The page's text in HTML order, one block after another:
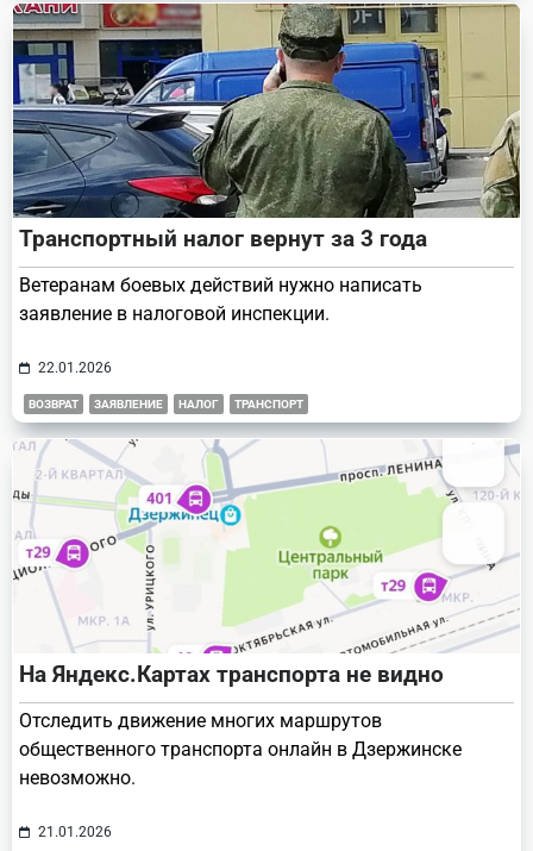
Транспортный налог вернут за 3 года
Ветеранам боевых действий нужно написать
заявление в налоговой инспекции.
22.01.2026
ВОЗВРАТ ЗАЯВЛЕНИЕ НАЛОГ ТРАНСПОРТ
На Яндекс.Картах транспорта не видно
Отследить движение многих маршрутов
общественного транспорта онлайн в Дзержинске
невозможно.
21.01.2026